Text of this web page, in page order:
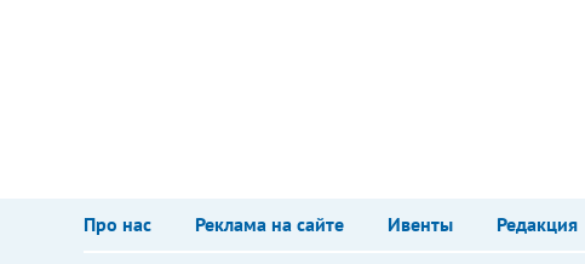
Про нас Реклама на сайте Ивенты Редакция